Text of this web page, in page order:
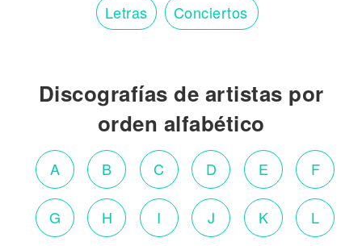
Letras Conciertos
Discografías de artistas por
orden alfabético
A B C D E F
G H I J K L